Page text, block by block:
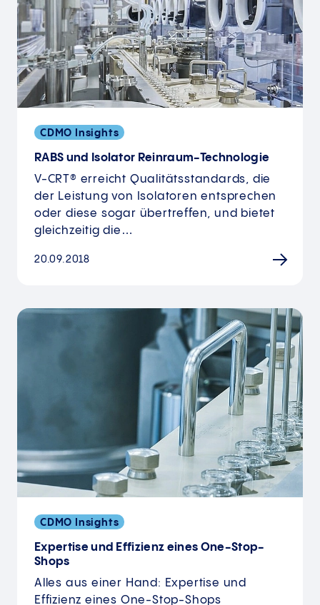
CDMO Insights
RABS und Isolator Reinraum-Technologie
V-CRT® erreicht Qualitätsstandards, die
der Leistung von Isolatoren entsprechen
oder diese sogar übertreffen, und bietet
gleichzeitig die…
20.09.2018
CDMO Insights
Expertise und Effizienz eines One-Stop-
Shops
Alles aus einer Hand: Expertise und
Effizienz eines One-Stop-Shops